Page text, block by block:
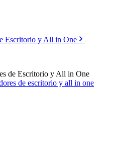
Escritorio y All in One
de Escritorio y All in One
de escritorio y all in one